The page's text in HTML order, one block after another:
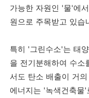
가능한 자원인 '물'에
원으로 주목받고 있습
특히 '그린수소'는 태
을 전기분해하여 수소
서도 탄소 배출이 거
에너지는 '녹색건축물